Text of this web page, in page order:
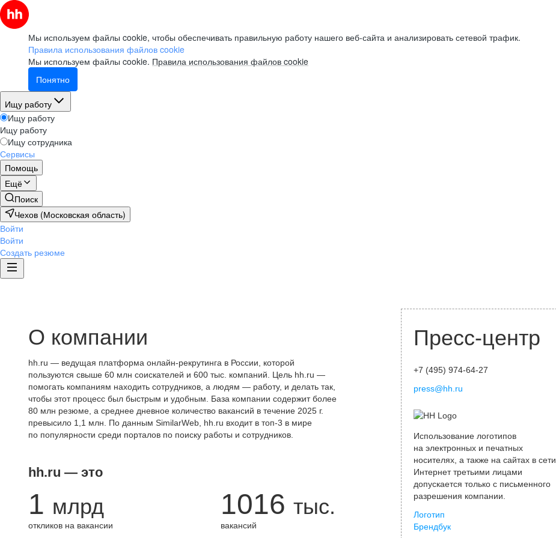
Мы используем файлы cookie, чтобы обеспечивать правильную работу нашего веб-сайта и анализировать сетевой трафик.
Правила использования файлов cookie
Мы используем файлы cookie. Правила использования файлов cookie
Понятно
Ищу работу
Ищу работу
Ищу работу
Ищу сотрудника
Сервисы
Помощь
Ещё
Поиск
Чехов (Московская область)
Войти
Войти
Создать резюме
О компании
hh.ru — ведущая платформа онлайн-рекрутинга в России, которой
пользуются свыше 60 млн соискателей и 600 тыс. компаний. Цель hh.ru —
помогать компаниям находить сотрудников, а людям — работу, и делать так,
чтобы этот процесс был быстрым и удобным. База компании содержит более
80 млн резюме, а среднее дневное количество вакансий в течение 2025 г.
превысило 1,1 млн. По данным SimilarWeb, hh.ru входит в топ-3 в мире
по популярности среди порталов по поиску работы и сотрудников.
hh.ru — это
1 млрд
откликов на вакансии
1016 тыс.
вакансий
Пресс-центр
+7 (495) 974-64-27
press@hh.ru
Использование логотипов
на электронных и печатных
носителях, а также на сайтах в сети
Интернет третьими лицами
допускается только с письменного
разрешения компании.
Логотип
Брендбук